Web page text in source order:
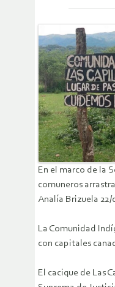
En el marco de la
comuneros
Analía Brizuela 22/
La Comunidad
con capitales
El cacique de Las